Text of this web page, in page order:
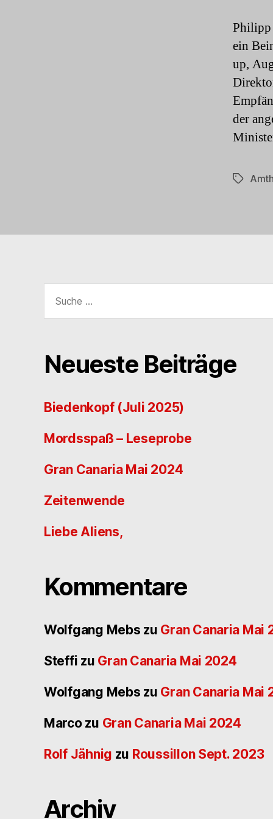
Philipp
ein
up,
der
nach:
Neueste Beiträge
Biedenkopf (Juli 2025)
Mordsspaß – Leseprobe
Gran Canaria Mai 2024
Zeitenwende
Liebe Aliens,
Kommentare
Wolfgang Mebs zu Gran Canaria Mai
Steffi zu Gran Canaria Mai 2024
Wolfgang Mebs zu Gran Canaria Mai
Marcozu Gran Canaria Mai 2024
Rolf Jähnig zu Roussillon Sept. 2023
Archiv